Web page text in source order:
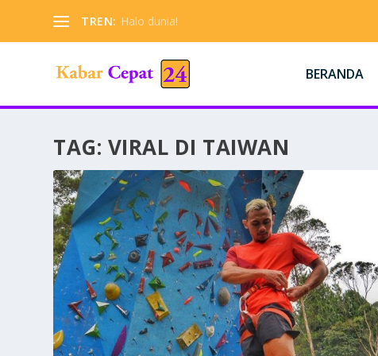
TREN: Halo dunia!
BERANDA
TAG: VIRAL DI TAIWAN